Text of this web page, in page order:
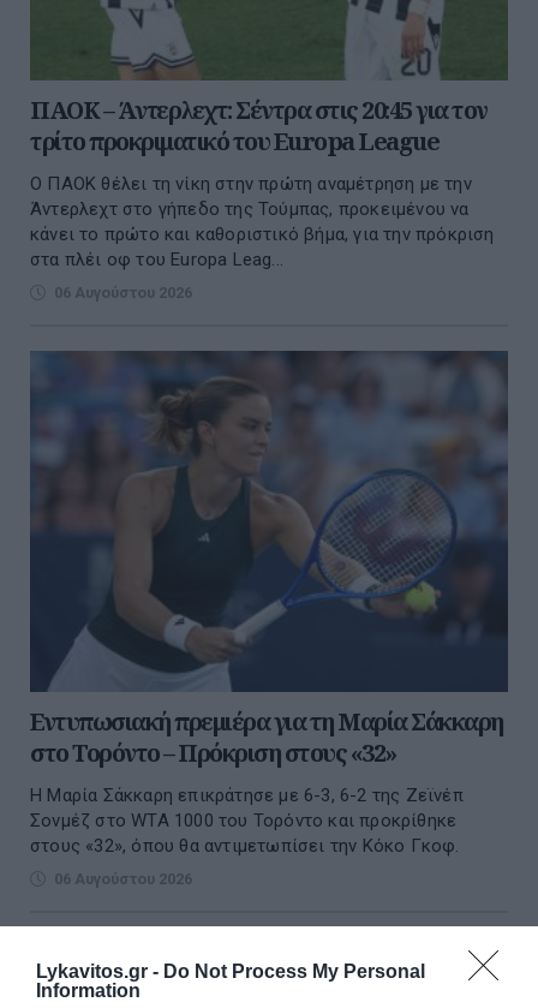
Lykavitos.gr - Do Not Process My Personal
Information
ΠΑΟΚ – Άντερλεχτ: Σέντρα στις 20:45 για τον
τρίτο προκριματικό του Europa League
Ο ΠΑΟΚ θέλει τη νίκη στην πρώτη αναμέτρηση με την
Άντερλεχτ στο γήπεδο της Τούμπας, προκειμένου να
κάνει το πρώτο και καθοριστικό βήμα, για την πρόκριση
στα πλέι οφ του Europa Leag...
06 Αυγούστου 2026
Εντυπωσιακή πρεμιέρα για τη Μαρία Σάκκαρη
στο Τορόντο – Πρόκριση στους «32»
Η Μαρία Σάκκαρη επικράτησε με 6-3, 6-2 της Ζεϊνέπ
Σονμέζ στο WTA 1000 του Τορόντο και προκρίθηκε
στους «32», όπου θα αντιμετωπίσει την Κόκο Γκοφ.
06 Αυγούστου 2026